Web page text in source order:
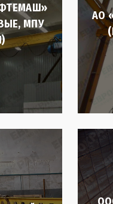
МПУ
АО